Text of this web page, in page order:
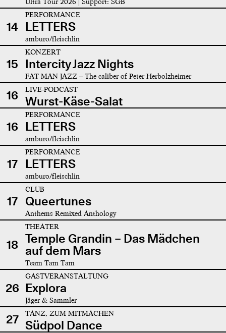
14
PERFORMANCE
LETTERS
amburo/fleischlin
15
KONZERT
Intercity Jazz Nights
FAT MAN JAZZ – The caliber of Peter Herbolzheimer
16 LIVE-PODCAST
Wurst-Käse-Salat
16
PERFORMANCE
LETTERS
amburo/fleischlin
17
PERFORMANCE
LETTERS
amburo/fleischlin
17
CLUB
Queertunes
Anthems Remixed Anthology
18
THEATER
Temple Grandin – Das Mädchen
auf dem Mars
Team Tam Tam
26
GASTVERANSTALTUNG
Explora
Jäger & Sammler
27 TANZ, ZUM MITMACHEN
Südpol Dance